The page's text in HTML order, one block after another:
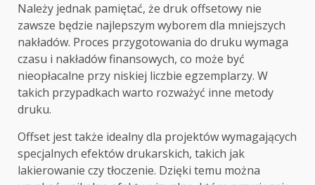
Należy jednak pamiętać, że druk offsetowy nie
zawsze będzie najlepszym wyborem dla mniejszych
nakładów. Proces przygotowania do druku wymaga
czasu i nakładów finansowych, co może być
nieopłacalne przy niskiej liczbie egzemplarzy. W
takich przypadkach warto rozważyć inne metody
druku.
Offset jest także idealny dla projektów wymagających
specjalnych efektów drukarskich, takich jak
lakierowanie czy tłoczenie. Dzięki temu można